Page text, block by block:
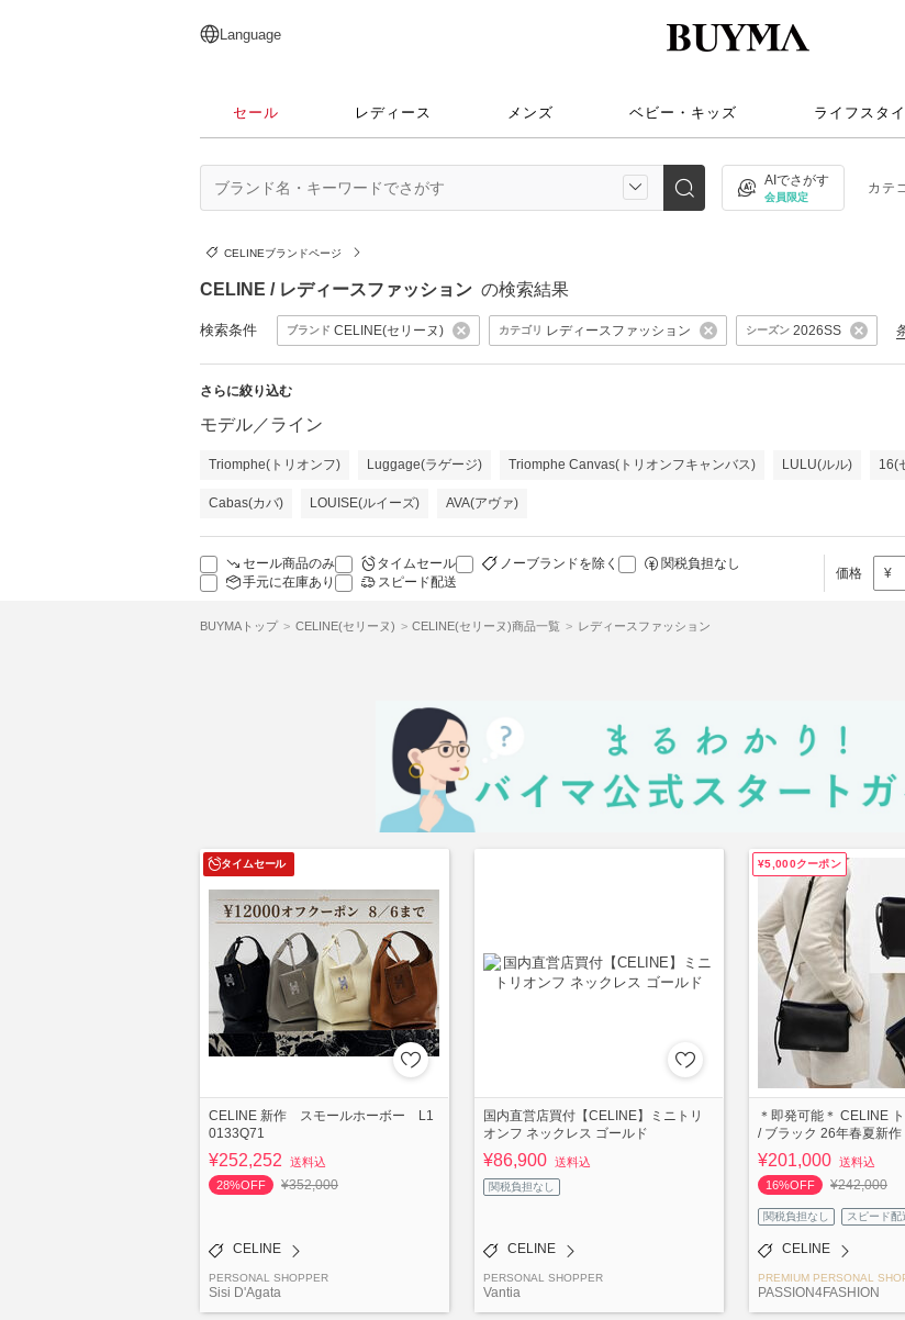
日本語
English
简体中文
繁體中文
Language
セール レディース メンズ ベビー・キッズ ライフスタ
AIでさがす
会員限定
カテ
CELINEブランドページ
CELINE / レディースファッション の検索結果
検索条件 ブランド CELINE(セリーヌ) カテゴリ レディースファッション シーズン 2026SS
さらに絞り込む
モデル／ライン
Triomphe(トリオンフ) Luggage(ラゲージ) Triomphe Canvas(トリオンフキャンバス) LULU(ルル) 16(
Cabas(カバ) LOUISE(ルイーズ) AVA(アヴァ)
セール商品のみ タイムセール ノーブランドを除く
関税負担なし
手元に在庫あり
スピード配送
価格 ¥
BUYMAトップ CELINE(セリーヌ) CELINE(セリーヌ)商品一覧 レディースファッション
タイムセール
CELINE 新作 スモールホーボー L1
0133Q71
¥252,252
送料込
28%OFF
¥352,000
CELINE
PERSONAL SHOPPER
Sisi D'Agata
国内直営店買付【CELINE】ミニトリ
オンフ ネックレス ゴールド
¥86,900 送料込
関税負担なし
CELINE
PERSONAL SHOPPER
Vantia
¥5,000クーポン
＊即発可能＊ CELINE
/ ブラック 26年春夏新作
¥201,000 送料込
16%OFF
¥242,000
関税負担なし スピード配
CELINE
PREMIUM PERSONAL
PASSION4FASHION